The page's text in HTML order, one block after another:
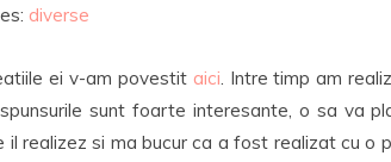
diverse
ei v-am povestit aici. Intre timp am
sunt foarte interesante, o sa va
il realizez si ma bucur ca a fost realizat cu o